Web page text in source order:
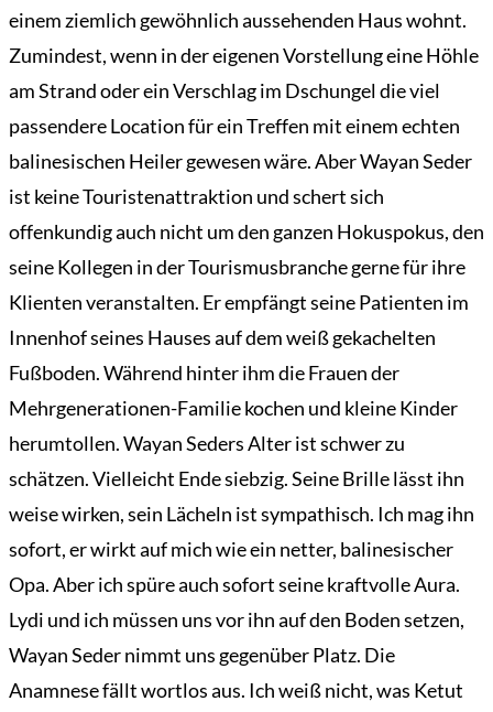
einem ziemlich gewöhnlich aussehenden Haus wohnt.
Zumindest, wenn in der eigenen Vorstellung eine Höhle
am Strand oder ein Verschlag im Dschungel die viel
passendere Location für ein Treffen mit einem echten
balinesischen Heiler gewesen wäre. Aber Wayan Seder
ist keine Touristenattraktion und schert sich
offenkundig auch nicht um den ganzen Hokuspokus, den
seine Kollegen in der Tourismusbranche gerne für ihre
Klienten veranstalten. Er empfängt seine Patienten im
Innenhof seines Hauses auf dem weiß gekachelten
Fußboden. Während hinter ihm die Frauen der
Mehrgenerationen-Familie kochen und kleine Kinder
herumtollen. Wayan Seders Alter ist schwer zu
schätzen. Vielleicht Ende siebzig. Seine Brille lässt ihn
weise wirken, sein Lächeln ist sympathisch. Ich mag ihn
sofort, er wirkt auf mich wie ein netter, balinesischer
Opa. Aber ich spüre auch sofort seine kraftvolle Aura.
Lydi und ich müssen uns vor ihn auf den Boden setzen,
Wayan Seder nimmt uns gegenüber Platz. Die
Anamnese fällt wortlos aus. Ich weiß nicht, was Ketut